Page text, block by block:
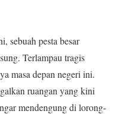
sebuah pesta besar
Terlampau tragis
masa depan negeri ini.
ruangan yang kini
mendengung di lorong-